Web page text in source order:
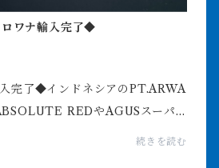
ワナ輸入完了◆
完了◆インドネシアのPT.ARWA
REDやAGUSスーパ
続きを読む